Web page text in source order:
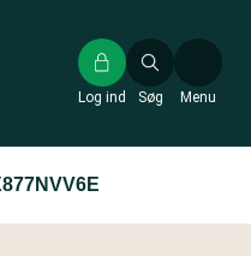
Søg
Log ind Menu